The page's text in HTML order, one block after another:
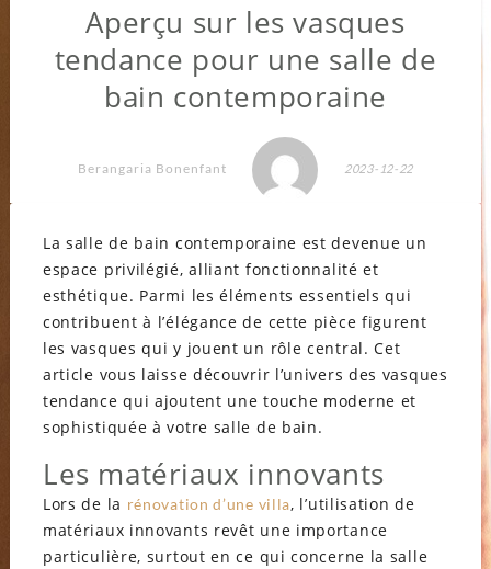
Aperçu sur les vasques
tendance pour une salle de
bain contemporaine
Berangaria Bonenfant 2023-12-22
La salle de bain contemporaine est devenue un
espace privilégié, alliant fonctionnalité et
esthétique. Parmi les éléments essentiels qui
contribuent à l’élégance de cette pièce figurent
les vasques qui y jouent un rôle central. Cet
article vous laisse découvrir l’univers des vasques
tendance qui ajoutent une touche moderne et
sophistiquée à votre salle de bain.
Les matériaux innovants
Lors de la rénovation d’une villa, l’utilisation de
matériaux innovants revêt une importance
particulière, surtout en ce qui concerne la salle